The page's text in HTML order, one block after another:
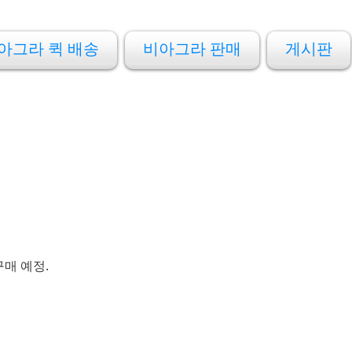
그라 퀵 배송 비아그라 판매 게시판
매 예정.